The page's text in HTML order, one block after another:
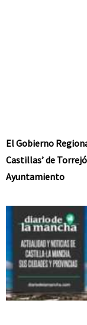
El Gobierno
Castillas’ de
Ayuntamiento